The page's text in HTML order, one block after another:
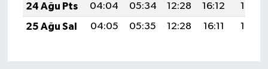
24 Ağu Pts
04:04 05:34 12:28 16:12
19:12
25 Ağu Sal
04:05 05:35 12:28 16:11 19:10